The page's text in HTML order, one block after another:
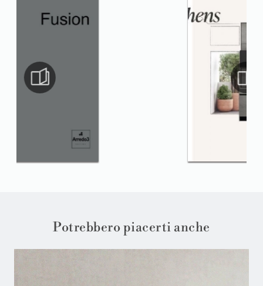
Potrebbero piacerti anche